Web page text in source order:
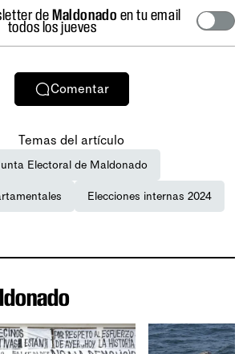
deMaldonado en tu email
todos los jueves
Comentar
Temas del artículo
Electoral de Maldonado
Elecciones internas 2024